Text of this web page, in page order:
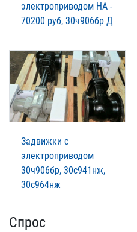
электроприводом НА -
70200 руб, 30ч906бр Д
Задвижки с
электроприводом
30ч906бр, 30с941нж,
30с964нж
Спрос